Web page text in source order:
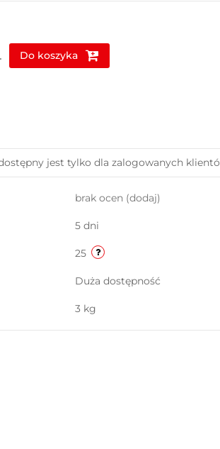
Do koszyka
jest tylko dla zalogowanych
brak ocen (dodaj)
5 dni
25
Duża dostępność
3 kg